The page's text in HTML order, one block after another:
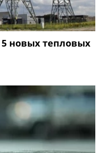
5 новых тепловых